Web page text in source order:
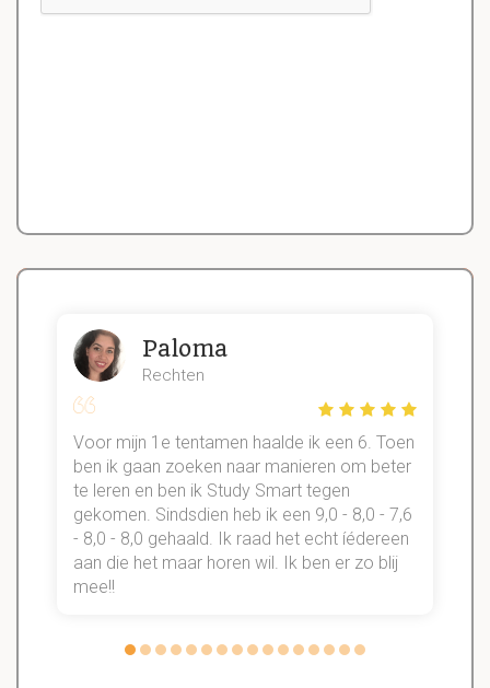
Paloma
Rechten
Voor mijn 1e tentamen haalde ik een 6. Toen
ben ik gaan zoeken naar manieren om beter
te leren en ben ik Study Smart tegen
gekomen. Sindsdien heb ik een 9,0 - 8,0 - 7,6
- 8,0 - 8,0 gehaald. Ik raad het echt íédereen
aan die het maar horen wil. Ik ben er zo blij
mee!!